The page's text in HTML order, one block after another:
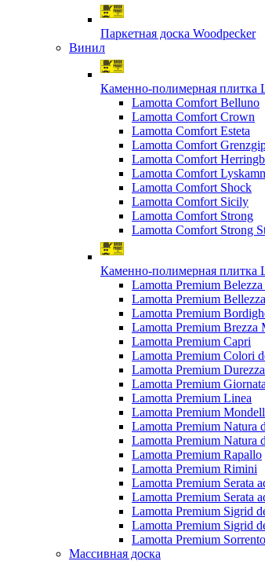
Паркетная доска Woodpecker
Винил
Каменно-полимерная плитка
Lamotta Comfort Belluno
Lamotta Comfort Crown
Lamotta Comfort Esteta
Lamotta Comfort
Lamotta Comfort
Lamotta Comfort
Lamotta Comfort Shock
Lamotta Comfort Sicily
Lamotta Comfort Strong
Lamotta Comfort Strong
Каменно-полимерная плитка
Lamotta Premium
Lamotta Premium
Lamotta Premium
Lamotta Premium Brezza
Lamotta Premium Capri
Lamotta Premium Colori
Lamotta Premium Durezza
Lamotta Premium
Lamotta Premium Linea
Lamotta Premium
Lamotta Premium Natura
Lamotta Premium Natura
Lamotta Premium Rapallo
Lamotta Premium Rimini
Lamotta Premium Serata
Lamotta Premium Serata
Lamotta Premium Sigrid
Lamotta Premium Sigrid
Lamotta Premium Sorrento
Массивная доска